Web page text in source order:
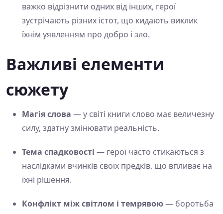
важко відрізнити одних від інших, герої
зустрічають різних істот, що кидають виклик
їхнім уявленням про добро і зло.
Важливі елементи
сюжету
Магія слова — у світі книги слово має величезну
силу, здатну змінювати реальність.
Тема спадковості — герої часто стикаються з
наслідками вчинків своїх предків, що впливає на
їхні рішення.
Конфлікт між світлом і темрявою— боротьба